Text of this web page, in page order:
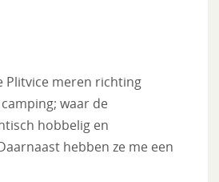
Plitvice meren richting
waar de
hobbelig en
hebben ze me een